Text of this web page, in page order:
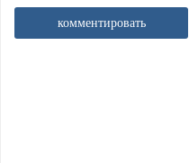
комментировать